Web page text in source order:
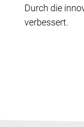
Durch die
verbessert.